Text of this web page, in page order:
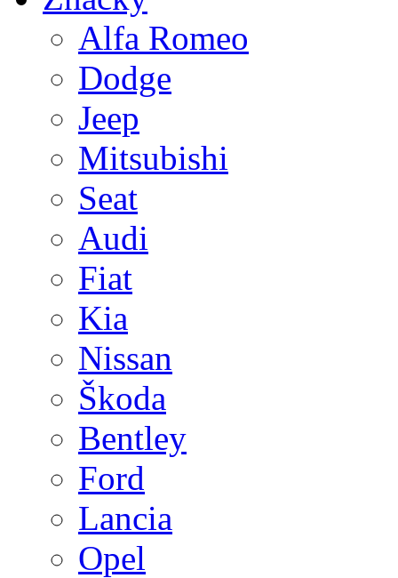
Alfa Romeo
Dodge
Jeep
Mitsubishi
Seat
Audi
Fiat
Kia
Nissan
Škoda
Bentley
Ford
Lancia
Opel